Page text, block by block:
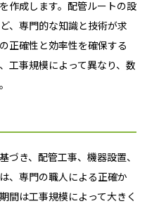
作成します。配管ルートの設
、専門的な知識と技術が求
正確性と効率性を確保する
工事規模によって異なり、数
づき、配管工事、機器設置、
、専門の職人による正確か
間は工事規模によって大きく